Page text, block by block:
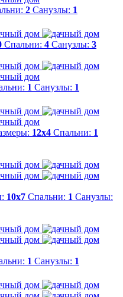
2 Санузлы: 1
Спальни: 4 Санузлы: 3
1 Санузлы: 1
12х4 Спальни: 1
10х7 Спальни: 1 Санузлы:
1 Санузлы: 1